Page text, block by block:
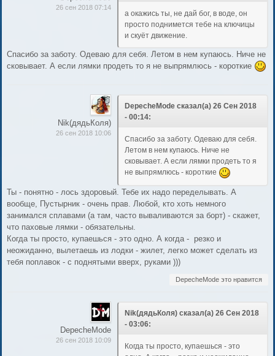
26 сен 2018 07:14
а окажись ты, не дай бог, в воде, он
просто поднимется тебе на ключицы
и скуёт движение.
Спасибо за заботу. Одеваю для себя. Летом в нем купаюсь. Ниче не
сковывает. А если лямки продеть то я не выпрямлюсь - короткие
Nik(дядьКоля)
26 сен 2018 10:06
DepecheMode сказал(а) 26 Сен 2018
- 00:14:
Спасибо за заботу. Одеваю для себя.
Летом в нем купаюсь. Ниче не
сковывает. А если лямки продеть то я
не выпрямлюсь - короткие
Ты - понятно - лось здоровый. Тебе их надо переделывать. А
вообще, Пустырник - очень прав. Любой, кто хоть немного
занимался сплавами (а там, часто вываливаются за борт) - скажет,
что паховые лямки - обязательны.
Когда ты просто, купаешься - это одно. А когда - резко и
неожиданно, вылетаешь из лодки - жилет, легко может сделать из
тебя поплавок - с поднятыми вверх, руками )))
DepecheMode это нравится
DepecheMode
26 сен 2018 10:09
Nik(дядьКоля) сказал(а) 26 Сен 2018
- 03:06:
Когда ты просто, купаешься - это